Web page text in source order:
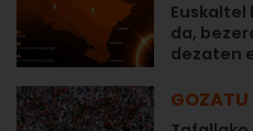
da,
dezaten
GOZATU